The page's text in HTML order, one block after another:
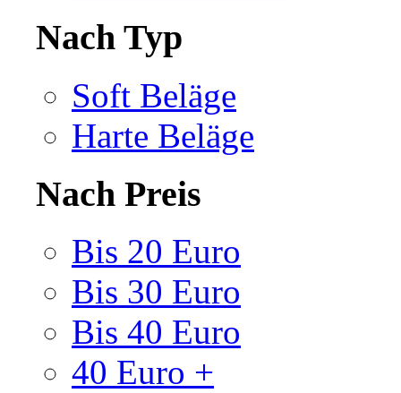
Nach Typ
Soft Beläge
Harte Beläge
Nach Preis
Bis 20 Euro
Bis 30 Euro
Bis 40 Euro
40 Euro +